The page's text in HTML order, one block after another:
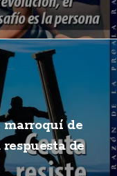
de
de